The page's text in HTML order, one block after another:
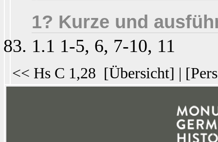
1? Kurze und
1.1 1-5, 6, 7-10, 11
<< Hs C 1,28 [Übersicht] | [